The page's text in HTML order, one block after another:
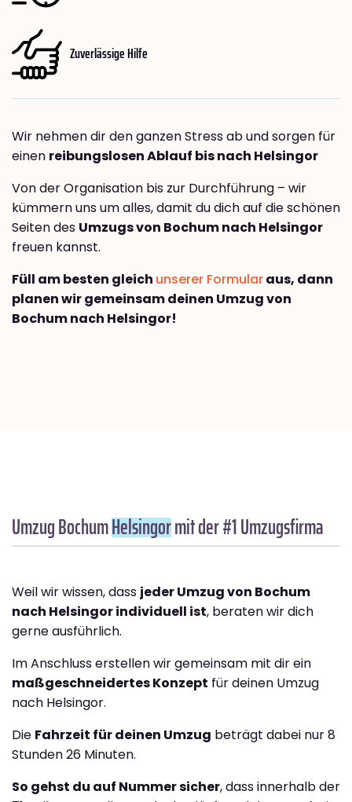
Zuverlässige Hilfe
Wir nehmen dir den ganzen Stress ab und sorgen für
einen reibungslosen Ablauf bis nach Helsingor
Von der Organisation bis zur Durchführung – wir
kümmern uns um alles, damit du dich auf die schönen
Seiten des Umzugs von Bochum nach Helsingor
freuen kannst.
Füll am besten gleich unserer Formularaus, dann
planen wir gemeinsam deinen Umzug von
Bochum nach Helsingor!
Umzug BochumHelsingormit der #1 Umzugsfirma
Weil wir wissen, dass jeder Umzug von Bochum
nach Helsingor individuell ist, beraten wir dich
gerne ausführlich.
Im Anschluss erstellen wir gemeinsam mit dir ein
maßgeschneidertes Konzept für deinen Umzug
nach Helsingor.
Die Fahrzeit für deinen Umzug beträgt dabei nur 8
Stunden 26 Minuten.
So gehst du auf Nummer sicher, dass innerhalb der